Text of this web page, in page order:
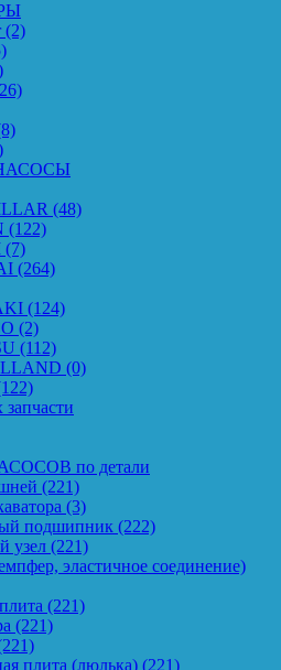
(2)
(48)
(122)
(7)
(264)
(124)
(2)
(112)
(0)
по детали
(221)
(3)
подшипник (222)
узел (221)
эластичное соединение)
(221)
(221)
плита (люлька) (221)